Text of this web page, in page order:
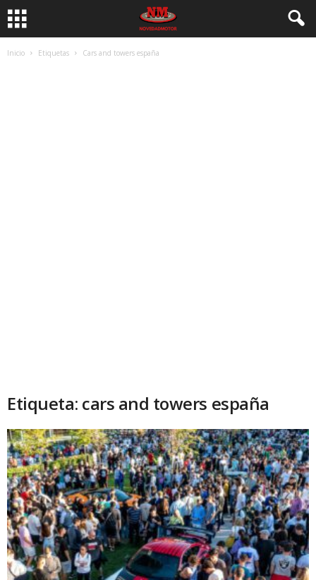
Inicio Etiquetas Cars and towers españa
Etiqueta: cars and towers españa